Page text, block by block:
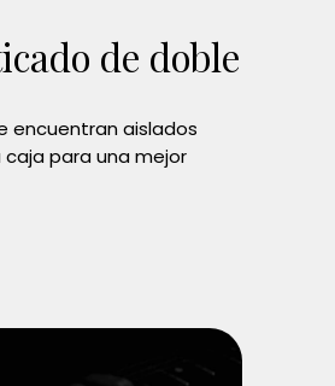
de doble
encuentran aislados
para una mejor